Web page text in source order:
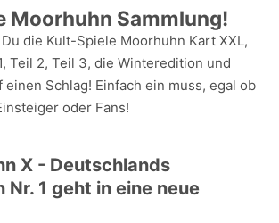
Moorhuhn Sammlung!
die Kult-Spiele Moorhuhn Kart XXL,
Teil 2, Teil 3, die Winteredition und
einen Schlag! Einfach ein muss, egal ob
oder Fans!
X - Deutschlands
Nr. 1 geht in eine neue